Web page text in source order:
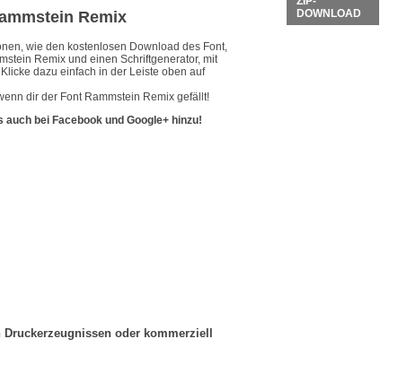
DOWNLOAD
Remix
wie den kostenlosen Download des Font,
Remix und einen Schriftgenerator, mit
dazu einfach in der Leiste oben auf
dir der Font Rammstein Remix gefällt!
bei Facebook und Google+ hinzu!
oder kommerziell